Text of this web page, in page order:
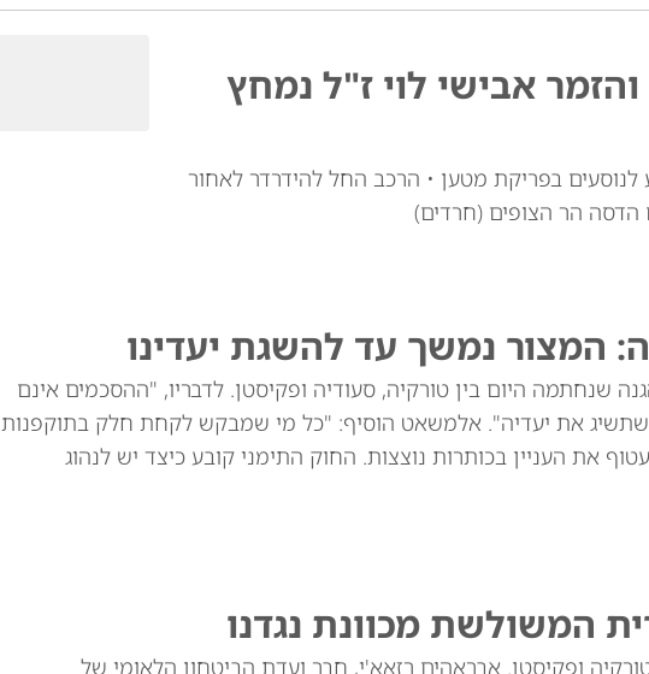
אבישי לוי ז"ל נמחץ
כבן 30, יצא מרכבו לסייע לנוסעים בפריקת מטען • הרכב החל להידרדר לאחור
הדסה הר הצופים (חרדים)
המצור נמשך עד להשגת יעדינו
היום בין טורקיה, סעודיה ופקיסטן. לדבריו, "ההסכמים אינם
את יעדיה". אלמשאט הוסיף: "כל מי שמבקש לקחת חלק בתוקפנות
תוקפן, גם אם יעטוף את העניין בכותרות נוצצות. החוק התימני קובע כיצד יש לנהוג
המשולשת מכוונת נגדנו
ופקיסטן. אבראהים רזאא'י, חבר ועדת הביטחון הלאומי של